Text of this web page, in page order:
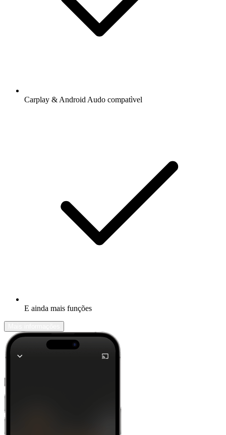
Carplay & Android Audo compatìvel
E ainda mais funções